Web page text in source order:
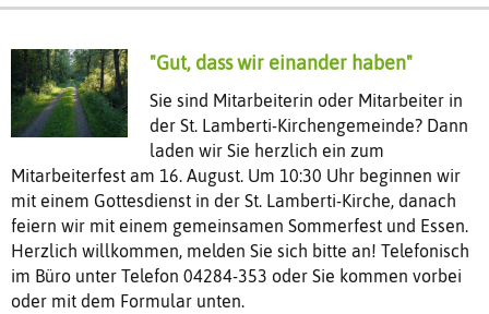
"Gut, dass wir einander haben"
Sie sind Mitarbeiterin oder Mitarbeiter in
der St. Lamberti-Kirchengemeinde? Dann
laden wir Sie herzlich ein zum
Mitarbeiterfest am 16. August. Um 10:30 Uhr beginnen wir
mit einem Gottesdienst in der St. Lamberti-Kirche, danach
feiern wir mit einem gemeinsamen Sommerfest und Essen.
Herzlich willkommen, melden Sie sich bitte an! Telefonisch
im Büro unter Telefon 04284-353 oder Sie kommen vorbei
oder mit dem Formular unten.